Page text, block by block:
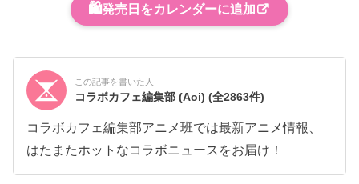
🛍️発売日をカレンダーに追加
この記事を書いた人
コラボカフェ編集部 (Aoi)(全2863件)
コラボカフェ編集部アニメ班では最新アニメ情報、
はたまたホットなコラボニュースをお届け！